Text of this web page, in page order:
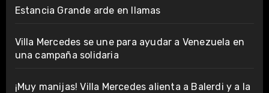
Estancia Grande arde en llamas
Villa Mercedes se une para ayudar a Venezuela en
una campaña solidaria
¡Muy manijas! Villa Mercedes alienta a Balerdi y a la